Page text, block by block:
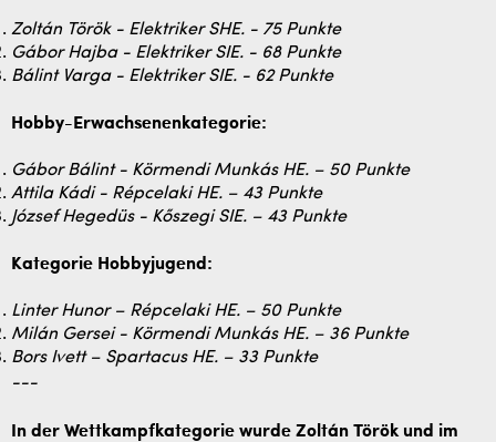
Zoltán Török - Elektriker SHE. - 75 Punkte
Gábor Hajba - Elektriker SIE. - 68 Punkte
Bálint Varga - Elektriker SIE. - 62 Punkte
Hobby-Erwachsenenkategorie:
Gábor Bálint - Körmendi Munkás HE. – 50 Punkte
Attila Kádi - Répcelaki HE. – 43 Punkte
József Hegedüs - Kőszegi SIE. – 43 Punkte
Kategorie Hobbyjugend:
Linter Hunor – Répcelaki HE. – 50 Punkte
Milán Gersei - Körmendi Munkás HE. – 36 Punkte
Bors Ivett – Spartacus HE. – 33 Punkte
---
In der Wettkampfkategorie wurde Zoltán Török und im